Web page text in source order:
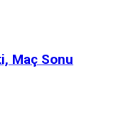
Maç Sonu